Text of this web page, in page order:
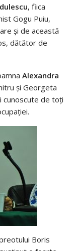
, fiica
Gogu Puiu,
și de această
dătător de
Alexandra
și Georgeta
cunoscute de toți
Boris